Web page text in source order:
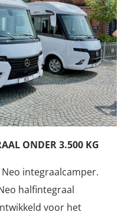
ONDER 3.500 KG
integraalcamper.
halfintegraal
voor het